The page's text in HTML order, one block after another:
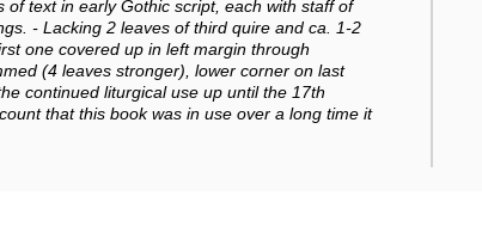
text in early Gothic script, each with staff of
- Lacking 2 leaves of third quire and ca. 1-2
one covered up in left margin through
(4 leaves stronger), lower corner on last
continued liturgical use up until the 17th
that this book was in use over a long time it